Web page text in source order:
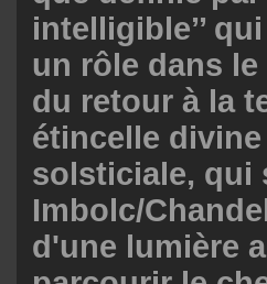
intelligible’’
un rôle dans
du retour à la
étincelle
solsticiale, qui
Imbolc/
d'une lumière